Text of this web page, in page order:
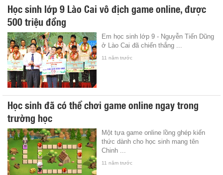
Học sinh lớp 9 Lào Cai vô địch game online, được
500 triệu đồng
Em học sinh lớp 9 - Nguyễn Tiến Dũng
ở Lào Cai đã chiến thắng ...
11 năm trước
Học sinh đã có thể chơi game online ngay trong
trường học
Một tựa game online lồng ghép kiến
thức dành cho học sinh mang tên
Chinh ...
11 năm trước